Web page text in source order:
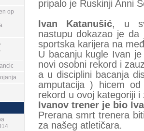
pripalo je Ruskinji Anni
Ivan Katanušić, u
nastupu dokazao je da
sportska karijera na
U bacanju kugle Ivan
novi osobni rekord i
a u disciplini bacanja
amputacija ) hicem
rekord u ovoj kategoriji
Ivanov trener je bio
Prerana smrt trenera
za našeg atletičara.
op